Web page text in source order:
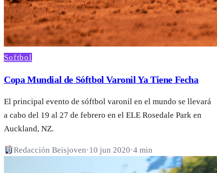
Softbol
Copa Mundial de Sóftbol Varonil Ya Tiene Fecha
El principal evento de sóftbol varonil en el mundo se llevará
a cabo del 19 al 27 de febrero en el ELE Rosedale Park en
Auckland, NZ.
Redacción Beisjoven·10 jun 2020·4 min